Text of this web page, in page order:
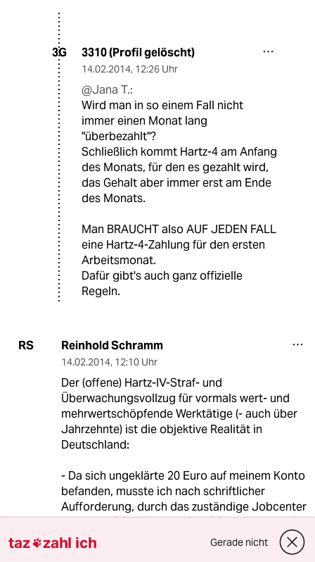
3G 3310 (Profil gelöscht)
14.02.2014, 12:26 Uhr
@Jana T.:
Wird man in so einem Fall nicht
immer einen Monat lang
"überbezahlt"?
Schließlich kommt Hartz-4 am Anfang
des Monats, für den es gezahlt wird,
das Gehalt aber immer erst am Ende
des Monats.
Man BRAUCHT also AUF JEDEN FALL
eine Hartz-4-Zahlung für den ersten
Arbeitsmonat.
Dafür gibt's auch ganz offizielle
Regeln.
RS Reinhold Schramm
14.02.2014, 12:10 Uhr
Der (offene) Hartz-IV-Straf- und
Überwachungsvollzug für vormals wert- und
mehrwertschöpfende Werktätige (- auch über
Jahrzehnte) ist die objektive Realität in
Deutschland:
- Da sich ungeklärte 20 Euro auf meinem Konto
befanden, musste ich nach schriftlicher
Aufforderung, durch das zuständige Jobcenter
Tempelhof-Schöneberg (Berlin), den Nachweis
über die Herkunft führen. / Es handelte sich um
eine Rückzahlung etc.
taz zahl ich Gerade nicht